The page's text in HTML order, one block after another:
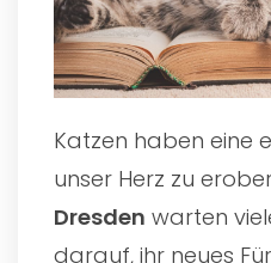
Katzen haben eine
unser Herz zu
Dresden warten
darauf, ihr neues